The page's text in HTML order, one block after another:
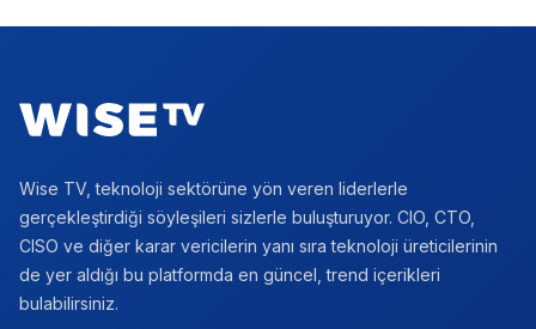
Wise TV, teknoloji sektörüne yön veren liderlerle
gerçekleştirdiği söyleşileri sizlerle buluşturuyor. CIO, CTO,
CISO ve diğer karar vericilerin yanı sıra teknoloji üreticilerinin
de yer aldığı bu platformda en güncel, trend içerikleri
bulabilirsiniz.